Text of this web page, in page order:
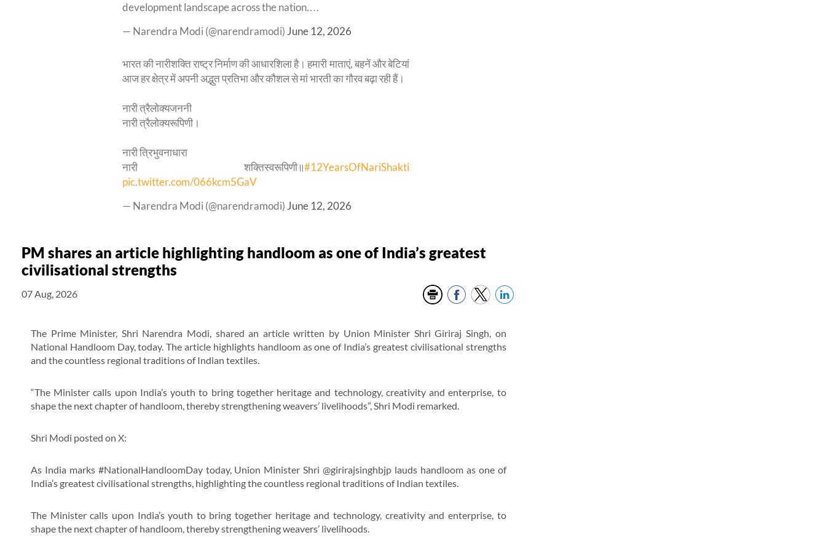
development landscape across the nation.…
— Narendra Modi (@narendramodi)June 12, 2026
भारत की नारीशक्ति राष्ट्र निर्माण की आधारशिला है। हमारी माताएं, बहनें और बेटियां
आज हर क्षेत्र में अपनी अद्भुत प्रतिभा और कौशल से मां भारती का गौरव बढ़ा रही हैं।
नारी त्रैलोक्यजननी
नारी त्रैलोक्यरूपिणी।
नारी त्रिभुवनाधारा
नारी शक्तिस्वरूपिणी॥#12YearsOfNariShakti
pic.twitter.com/066kcm5GaV
— Narendra Modi (@narendramodi)June 12, 2026
PM shares an article highlighting handloom as one of India’s greatest
civilisational strengths
07 Aug, 2026
The Prime Minister, Shri Narendra Modi, shared an article written by Union Minister Shri Giriraj Singh, on
National Handloom Day, today. The article highlights handloom as one of India’s greatest civilisational strengths
and the countless regional traditions of Indian textiles.
“The Minister calls upon India’s youth to bring together heritage and technology, creativity and enterprise, to
shape the next chapter of handloom, thereby strengthening weavers’ livelihoods”, Shri Modi remarked.
Shri Modi posted on X:
As India marks #NationalHandloomDay today, Union Minister Shri @girirajsinghbjp lauds handloom as one of
India’s greatest civilisational strengths, highlighting the countless regional traditions of Indian textiles.
The Minister calls upon India’s youth to bring together heritage and technology, creativity and enterprise, to
shape the next chapter of handloom, thereby strengthening weavers’ livelihoods.